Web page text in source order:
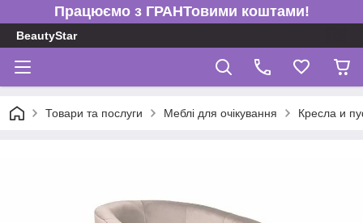
Працюємо з ГРАНТовими коштами!
BeautyStar
Товари та послуги Меблі для очікування Кресла и